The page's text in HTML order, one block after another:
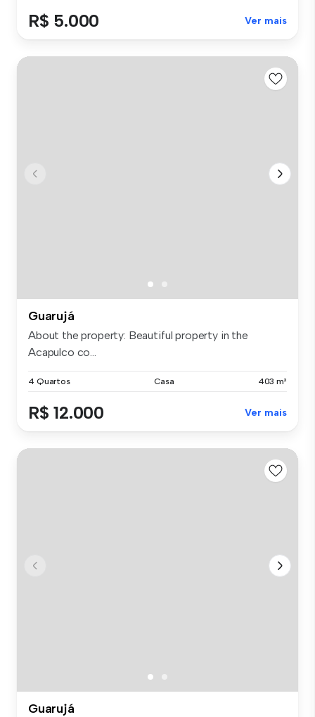
R$ 5.000 Ver mais
Guarujá
About the property: Beautiful property in the
Acapulco co...
4 Quartos Casa 403 m²
R$ 12.000 Ver mais
Guarujá